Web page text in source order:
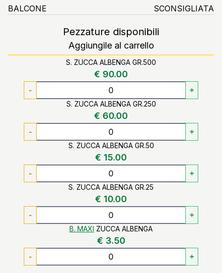
BALCONE
SCONSIGLIATA
Pezzature disponibili
Aggiungile al carrello
S. ZUCCA ALBENGA GR.500
€ 90.00
- +
S. ZUCCA ALBENGA GR.250
€ 60.00
- +
S. ZUCCA ALBENGA GR.50
€ 15.00
- +
S. ZUCCA ALBENGA GR.25
€ 10.00
- +
B. MAXI ZUCCA ALBENGA
€ 3.50
- +